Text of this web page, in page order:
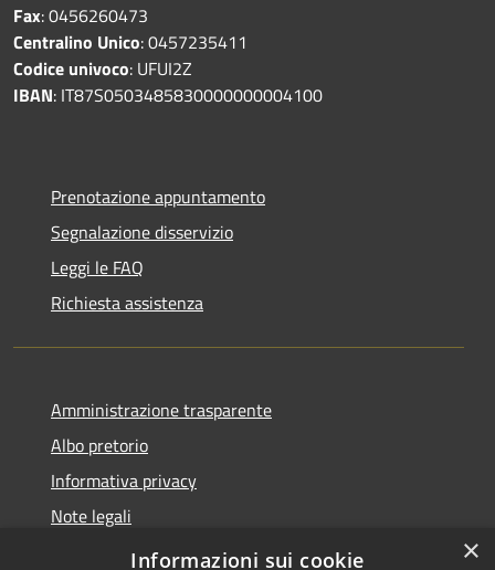
Fax: 0456260473
Centralino Unico: 0457235411
Codice univoco: UFUI2Z
IBAN: IT87S0503485830000000004100
Prenotazione appuntamento
Segnalazione disservizio
Leggi le FAQ
Richiesta assistenza
Amministrazione trasparente
Albo pretorio
Informativa privacy
Note legali
Dichiarazione di accessibilità
×
Informazioni sui cookie